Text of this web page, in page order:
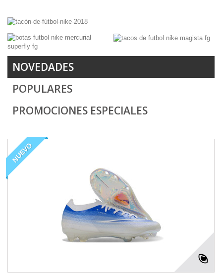
Botas de fútbol Nike
La parte superior Flyknit y el
sistema Nike Grip se
combinan para proporcionar un
ajuste de máxima firmeza.
NOVEDADES
POPULARES
PROMOCIONES ESPECIALES
NUEVO